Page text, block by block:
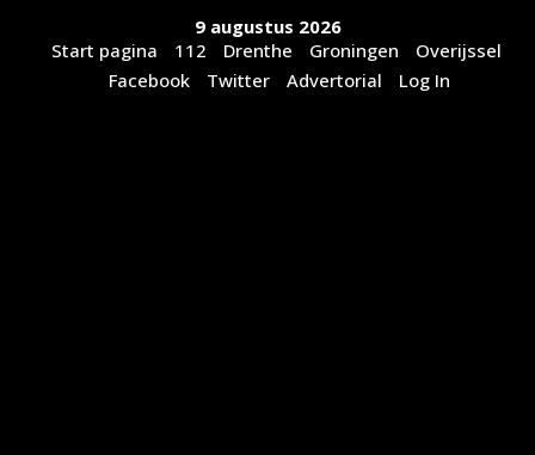
9 augustus 2026
Start pagina
112 Drenthe Groningen
Overijssel
Facebook
Twitter Advertorial Log In